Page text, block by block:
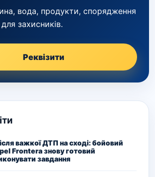
вода, продукти, спорядження
захисників.
Реквізити
важкої ДТП на сході: бойовий
Frontera знову готовий
завдання